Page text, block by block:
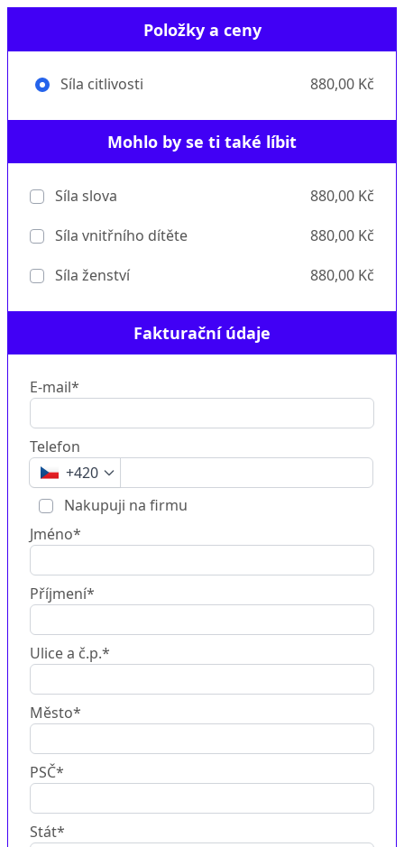
Položky a ceny
Síla citlivosti 880,00 Kč
Mohlo by se ti také líbit
Síla slova
880,00 Kč
Síla vnitřního dítěte
880,00 Kč
Síla ženství
880,00 Kč
Fakturační údaje
E-mail*
Telefon
+420
Nakupuji na firmu
Jméno*
Příjmení*
Ulice a č.p.*
Město*
PSČ*
Stát*